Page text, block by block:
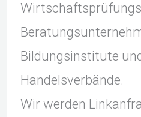
Bildungsinstitute
Handelsverbände.
Wir werden